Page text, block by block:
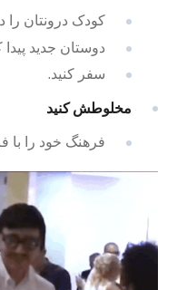
کودک درونتان را
دوستان جدید پیدا
سفر کنید.
مخلوطش کنید
فرهنگ خود را با